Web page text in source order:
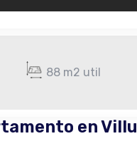
88 m2 util
en